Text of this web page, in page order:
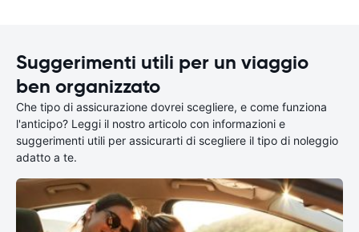
Suggerimenti utili per un viaggio
ben organizzato
Che tipo di assicurazione dovrei scegliere, e come funziona
l'anticipo? Leggi il nostro articolo con informazioni e
suggerimenti utili per assicurarti di scegliere il tipo di noleggio
adatto a te.